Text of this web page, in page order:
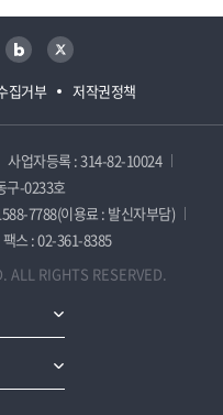
집거부 저작권정책
블로그 트위터
사업자등록 : 314-82-10024
구-0233호
7788(이용료 : 발신자부담)
팩스 : 02-361-8385
RIGHTS RESERVED.